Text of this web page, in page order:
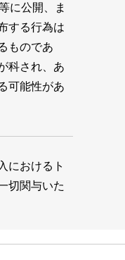
に公開、ま
する行為は
ものであ
科され、あ
可能性があ
におけるト
切関与いた